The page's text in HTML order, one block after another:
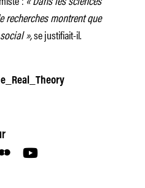
recherches montrent que
»,se justifiait-il.